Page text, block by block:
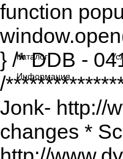
function
} /* DDB -
/
Jonk- http://
changes *
Каталог
Информация